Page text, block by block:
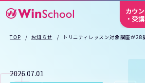
カウ
・受
TOP お知らせ トリニティレッスン対象講座が28
2026.07.01